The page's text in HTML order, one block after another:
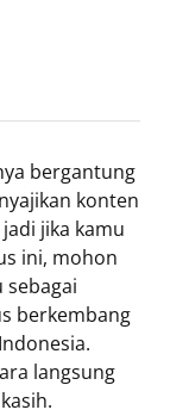
bergantung
konten
jika kamu
ini, mohon
sebagai
berkembang
langsung